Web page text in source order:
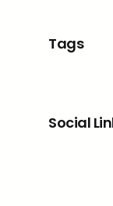
Tags
Social